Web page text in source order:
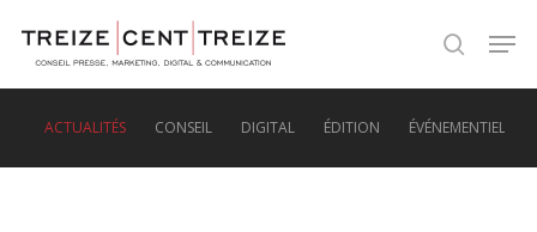
search
ACTUALITÉS CONSEIL DIGITAL ÉDITION ÉVÉNEMENTIEL